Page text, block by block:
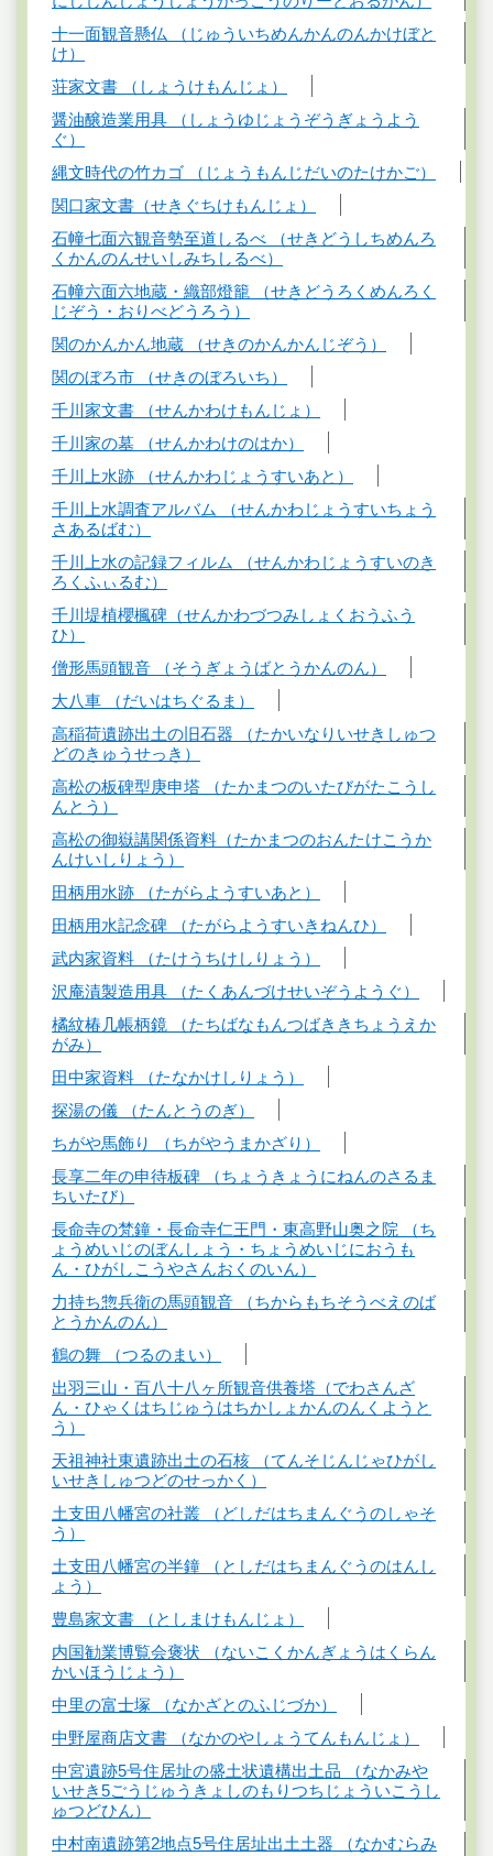
十一面観音懸仏 （じゅういちめんかんのんかけぼと
け）
荘家文書 （しょうけもんじょ）
醤油醸造業用具 （しょうゆじょうぞうぎょうよう
ぐ）
縄文時代の竹カゴ （じょうもんじだいのたけかご）
関口家文書（せきぐちけもんじょ）
石幢七面六観音勢至道しるべ （せきどうしちめんろ
くかんのんせいしみちしるべ）
石幢六面六地蔵・織部燈籠 （せきどうろくめんろく
じぞう・おりべどうろう）
関のかんかん地蔵 （せきのかんかんじぞう）
関のぼろ市 （せきのぼろいち）
千川家文書 （せんかわけもんじょ）
千川家の墓 （せんかわけのはか）
千川上水跡 （せんかわじょうすいあと）
千川上水調査アルバム （せんかわじょうすいちょう
さあるばむ）
千川上水の記録フィルム （せんかわじょうすいのき
ろくふぃるむ）
千川堤植櫻楓碑（せんかわづつみしょくおうふう
ひ）
僧形馬頭観音 （そうぎょうばとうかんのん）
大八車 （だいはちぐるま）
高稲荷遺跡出土の旧石器 （たかいなりいせきしゅつ
どのきゅうせっき）
高松の板碑型庚申塔 （たかまつのいたびがたこうし
んとう）
高松の御嶽講関係資料（たかまつのおんたけこうか
んけいしりょう）
田柄用水跡 （たがらようすいあと）
田柄用水記念碑 （たがらようすいきねんひ）
武内家資料 （たけうちけしりょう）
沢庵漬製造用具 （たくあんづけせいぞうようぐ）
橘紋椿几帳柄鏡 （たちばなもんつばききちょうえか
がみ）
田中家資料 （たなかけしりょう）
探湯の儀 （たんとうのぎ）
ちがや馬飾り （ちがやうまかざり）
長享二年の申待板碑 （ちょうきょうにねんのさるま
ちいたび）
長命寺の梵鐘・長命寺仁王門・東高野山奥之院 （ち
ょうめいじのぼんしょう・ちょうめいじにおうも
ん・ひがしこうやさんおくのいん）
力持ち惣兵衛の馬頭観音 （ちからもちそうべえのば
とうかんのん）
鶴の舞 （つるのまい）
出羽三山・百八十八ヶ所観音供養塔（でわさんざ
ん・ひゃくはちじゅうはちかしょかんのんくようと
う）
天祖神社東遺跡出土の石核 （てんそじんじゃひがし
いせきしゅつどのせっかく）
土支田八幡宮の社叢 （どしだはちまんぐうのしゃそ
う）
土支田八幡宮の半鐘 （としだはちまんぐうのはんし
ょう）
豊島家文書 （としまけもんじょ）
内国勧業博覧会褒状 （ないこくかんぎょうはくらん
かいほうじょう）
中里の富士塚 （なかざとのふじづか）
中野屋商店文書 （なかのやしょうてんもんじょ）
中宮遺跡5号住居址の盛土状遺構出土品 （なかみや
いせき5ごうじゅうきょしのもりつちじょういこうし
ゅつどひん）
中村南遺跡第2地点5号住居址出土土器 （なかむらみ